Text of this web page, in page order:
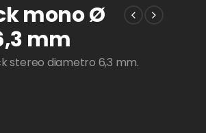
mono Ø
mm
stereo diametro 6,3 mm.